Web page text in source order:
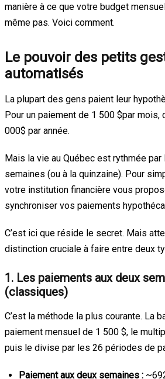
manière à ce que votre budget
même pas. Voici comment.
Le pouvoir des petits
automatisés
La plupart des gens paient leur
Pour un paiement de 1 500 $par mois,
000$ par année.
Mais la vie au Québec est rythmée
semaines (ou à la quinzaine). Pour
votre institution financière vous
synchroniser vos paiements
C’est ici que réside le secret. Mais
distinction cruciale à faire entre deux
1. Les paiements aux deux
(classiques)
C’est la méthode la plus courante. La
paiement mensuel de 1 500 $, le
puis le divise par les 26 périodes de
Paiement aux deux semaines :